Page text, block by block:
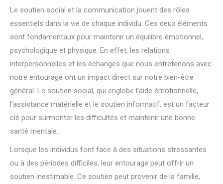
Le soutien social et la communication jouent des rôles
essentiels dans la vie de chaque individu. Ces deux éléments
sont fondamentaux pour maintenir un équilibre émotionnel,
psychologique et physique. En effet, les relations
interpersonnelles et les échanges que nous entretenons avec
notre entourage ont un impact direct sur notre bien-être
général. Le soutien social, qui englobe l’aide émotionnelle,
l’assistance matérielle et le soutien informatif, est un facteur
clé pour surmonter les difficultés et maintenir une bonne
santé mentale.
Lorsque les individus font face à des situations stressantes
ou à des périodes difficiles, leur entourage peut offrir un
soutien inestimable. Ce soutien peut provenir de la famille,